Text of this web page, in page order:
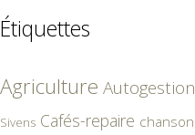
Étiquettes
Agriculture Autogestion
Sivens Cafés-repaire chanson